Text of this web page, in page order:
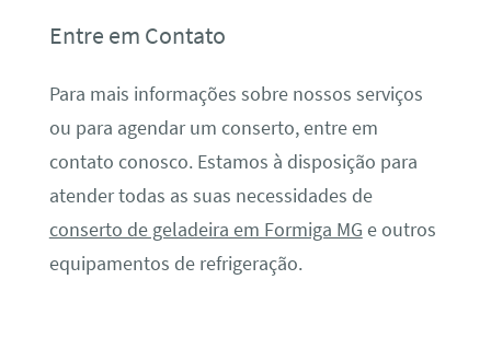
Entre em Contato
Para mais informações sobre nossos serviços
ou para agendar um conserto, entre em
contato conosco. Estamos à disposição para
atender todas as suas necessidades de
conserto de geladeira em Formiga MG e outros
equipamentos de refrigeração.